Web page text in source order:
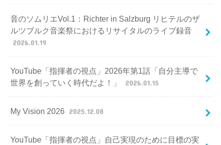
音のソムリエVol.1：Richter in Salzburg リヒテルのザ
ルツブルク音楽祭におけるリサイタルのライブ録音
2026.01.19
YouTube「指揮者の視点」2026年第1話「自分主導で
世界を創っていく時代だよ！」
2026.01.15
My Vision 2026 2025.12.08
YouTube「指揮者の視点」自己実現のために目標の実